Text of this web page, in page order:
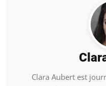
Clara Aubert est